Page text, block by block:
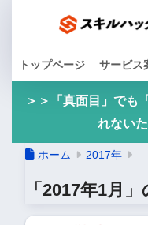
トップページ サービス
＞＞「真面目」でも
れない
ホーム 2017年
「2017年1月